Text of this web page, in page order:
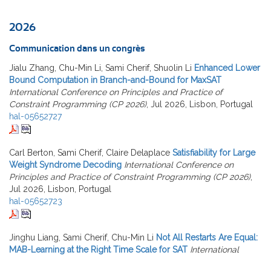
2026
Communication dans un congrès
Jialu Zhang, Chu-Min Li, Sami Cherif, Shuolin Li Enhanced Lower
Bound Computation in Branch-and-Bound for MaxSAT
International Conference on Principles and Practice of
Constraint Programming (CP 2026), Jul 2026, Lisbon, Portugal
hal-05652727
Carl Berton, Sami Cherif, Claire Delaplace Satisfiability for Large
Weight Syndrome Decoding International Conference on
Principles and Practice of Constraint Programming (CP 2026),
Jul 2026, Lisbon, Portugal
hal-05652723
Jinghu Liang, Sami Cherif, Chu-Min Li Not All Restarts Are Equal:
MAB-Learning at the Right Time Scale for SAT International